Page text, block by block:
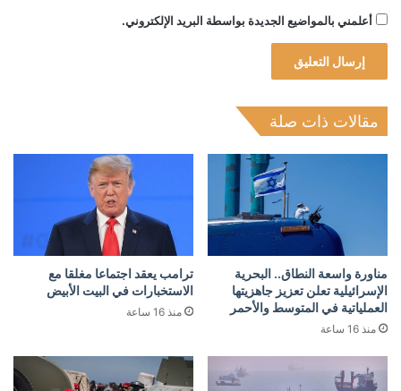
أعلمني بالمواضيع الجديدة بواسطة البريد الإلكتروني.
مقالات ذات صلة
مناورة واسعة النطاق.. البحرية
الإسرائيلية تعلن تعزيز جاهزيتها
العملياتية في المتوسط والأحمر
منذ 16 ساعة
ترامب يعقد اجتماعا مغلقا مع
الاستخبارات في البيت الأبيض
منذ 16 ساعة